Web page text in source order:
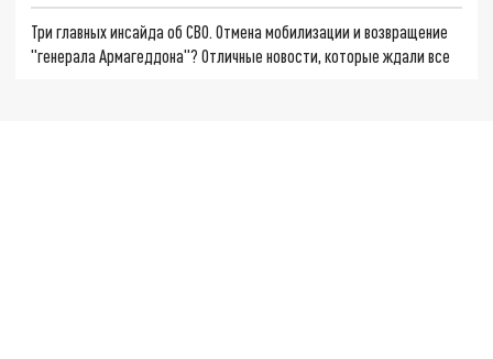
Три главных инсайда об СВО. Отмена мобилизации и возвращение
"генерала Армагеддона"? Отличные новости, которые ждали все